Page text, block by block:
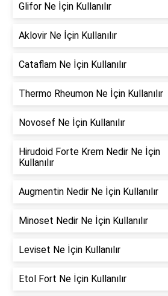
Glifor Ne İçin Kullanılır
Aklovir Ne İçin Kullanılır
Cataflam Ne İçin Kullanılır
Thermo Rheumon Ne İçin Kullanılır
Novosef Ne İçin Kullanılır
Hirudoid Forte Krem Nedir Ne İçin
Kullanılır
Augmentin Nedir Ne İçin Kullanılır
Minoset Nedir Ne İçin Kullanılır
Leviset Ne İçin Kullanılır
Etol Fort Ne İçin Kullanılır